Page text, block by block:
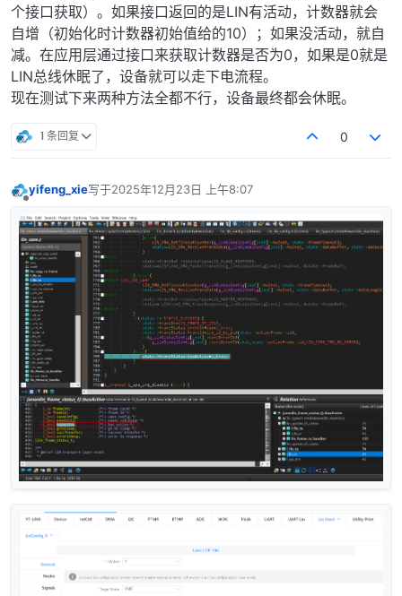
个接口获取）。如果接口返回的是LIN有活动，计数器就会
自增（初始化时计数器初始值给的10）；如果没活动，就自
减。在应用层通过接口来获取计数器是否为0，如果是0就是
LIN总线休眠了，设备就可以走下电流程。
现在测试下来两种方法全都不行，设备最终都会休眠。
1 条回复 0
yifeng_xie写于2025年12月23日 上午8:07
最后由 编辑